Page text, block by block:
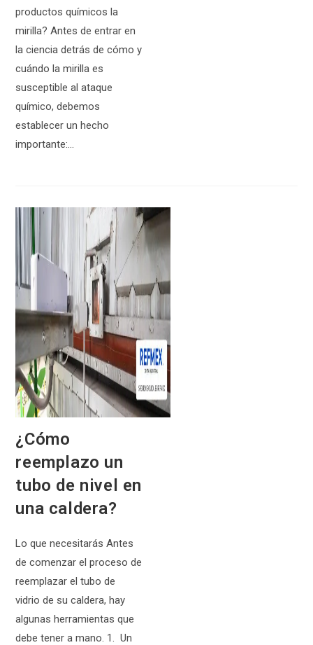
productos químicos la
mirilla? Antes de entrar en
la ciencia detrás de cómo y
cuándo la mirilla es
susceptible al ataque
químico, debemos
establecer un hecho
importante:…
¿Cómo
reemplazo un
tubo de nivel en
una caldera?
Lo que necesitarás Antes
de comenzar el proceso de
reemplazar el tubo de
vidrio de su caldera, hay
algunas herramientas que
debe tener a mano. 1. Un